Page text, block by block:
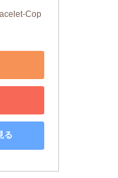
Cop
る